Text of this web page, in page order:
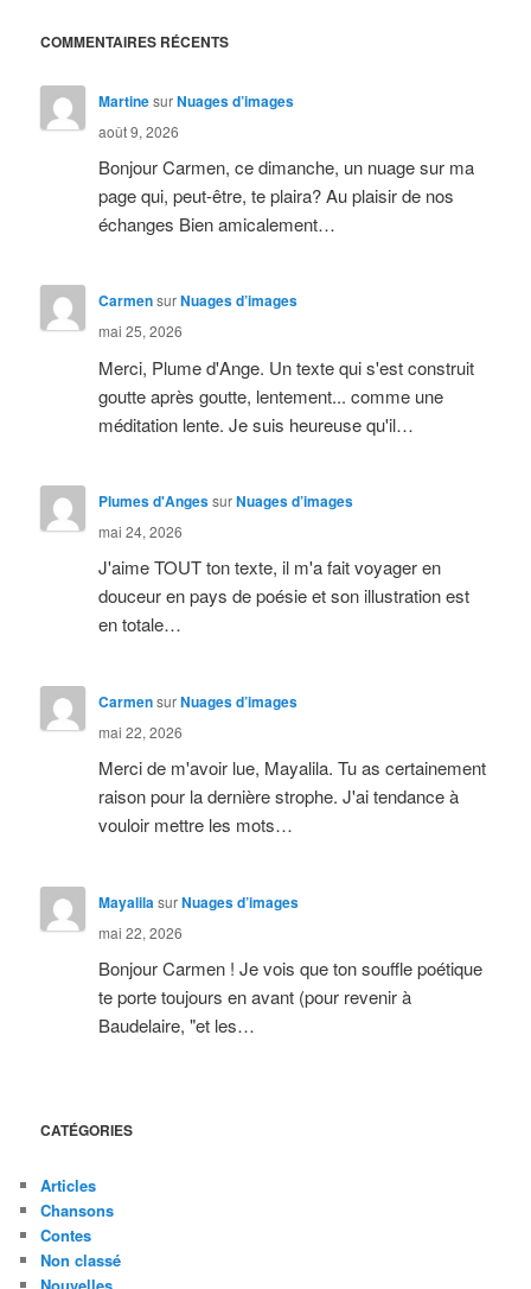
COMMENTAIRES RÉCENTS
MartinesurNuages d’images
août 9, 2026
Bonjour Carmen, ce dimanche, un nuage sur ma
page qui, peut-être, te plaira? Au plaisir de nos
échanges Bien amicalement…
CarmensurNuages d’images
mai 25, 2026
Merci, Plume d'Ange. Un texte qui s'est construit
goutte après goutte, lentement... comme une
méditation lente. Je suis heureuse qu'il…
Plumes d'AngessurNuages d’images
mai 24, 2026
J'aime TOUT ton texte, il m'a fait voyager en
douceur en pays de poésie et son illustration est
en totale…
CarmensurNuages d’images
mai 22, 2026
Merci de m'avoir lue, Mayalila. Tu as certainement
raison pour la dernière strophe. J'ai tendance à
vouloir mettre les mots…
MayalilasurNuages d’images
mai 22, 2026
Bonjour Carmen ! Je vois que ton souffle poétique
te porte toujours en avant (pour revenir à
Baudelaire, "et les…
CATÉGORIES
Articles
Chansons
Contes
Non classé